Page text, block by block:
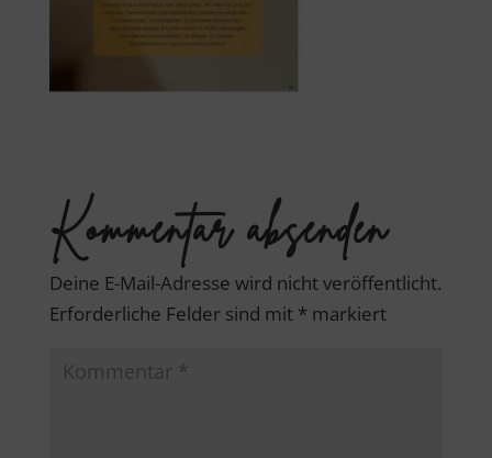
Kommentar absenden
Deine E-Mail-Adresse wird nicht veröffentlicht.
Erforderliche Felder sind mit *markiert